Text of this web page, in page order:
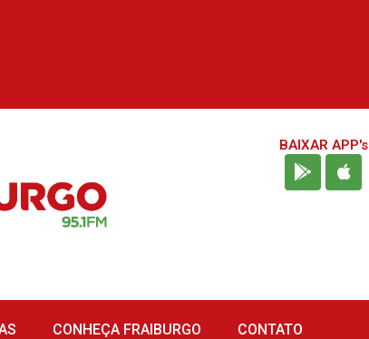
BAIXAR APP's
CONHEÇA FRAIBURGO CONTATO